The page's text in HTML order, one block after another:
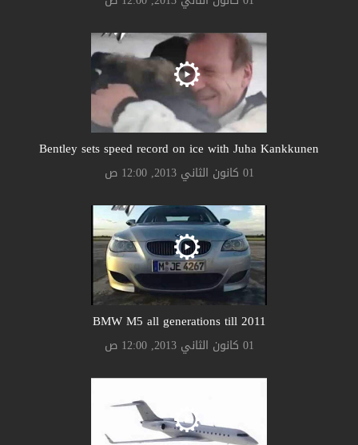
Bentley sets speed record on ice with Juha Kankkunen
01 كانون الثاني 2013, 12:00 ص
BMW M5 all generations till 2011
01 كانون الثاني 2013, 12:00 ص